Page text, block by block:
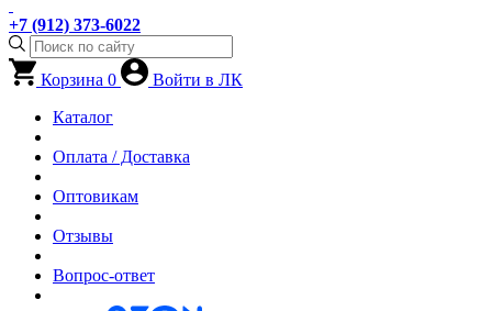
+7 (912) 373-6022
Корзина 0
Войти в ЛК
Каталог
Оплата / Доставка
Оптовикам
Отзывы
Вопрос-ответ